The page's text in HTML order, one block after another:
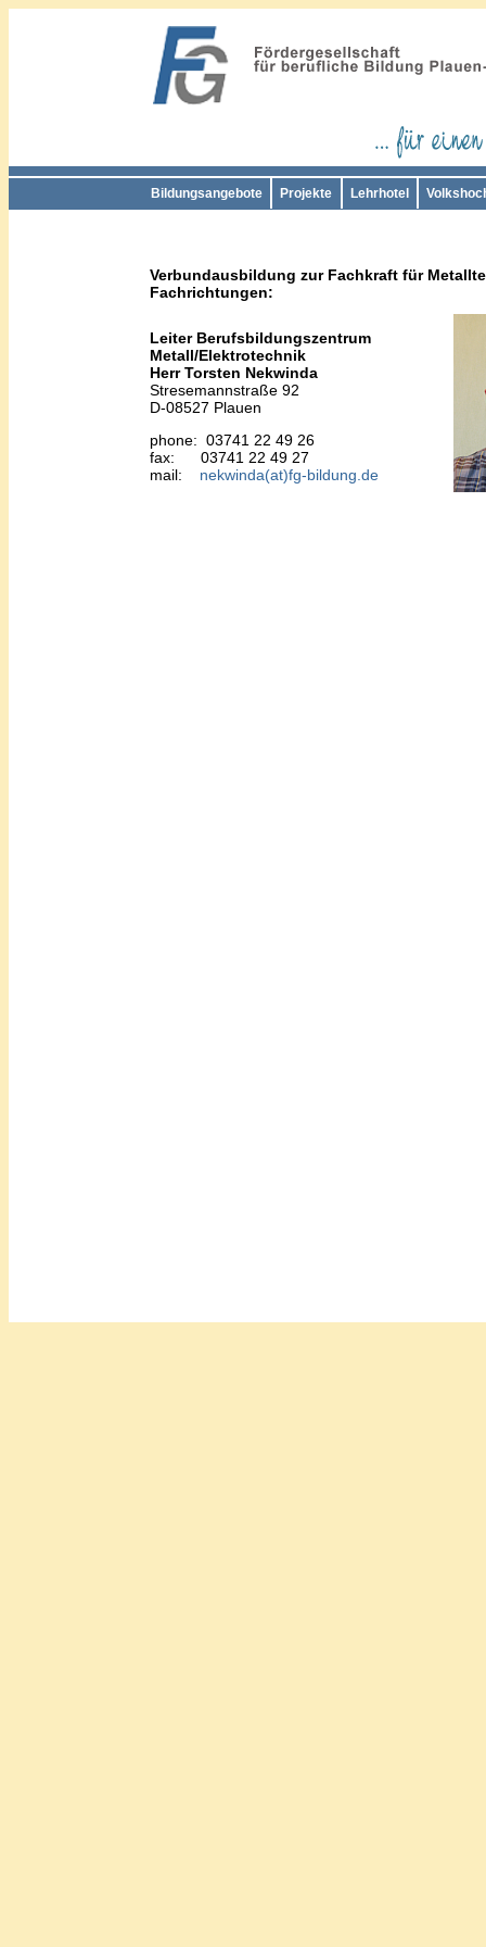
Bildungsangebote Projekte Lehrhotel
Verbundausbildung zur Fachkraft für
Fachrichtungen:
Leiter Berufsbildungszentrum
Metall/Elektrotechnik
Herr Torsten Nekwinda
Stresemannstraße 92
D-08527 Plauen
phone: 03741 22 49 26
fax: 03741 22 49 27
mail: nekwinda(at)fg-bildung.de